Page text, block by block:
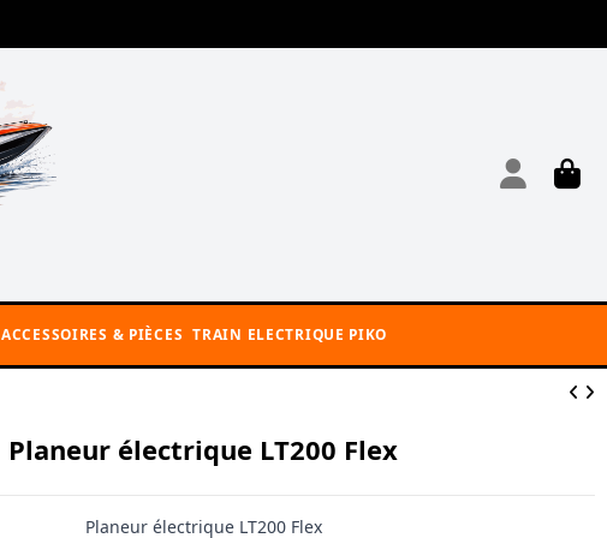
ACCESSOIRES & PIÈCES TRAIN ELECTRIQUE PIKO
Planeur électrique LT200 Flex
Planeur électrique LT200 Flex